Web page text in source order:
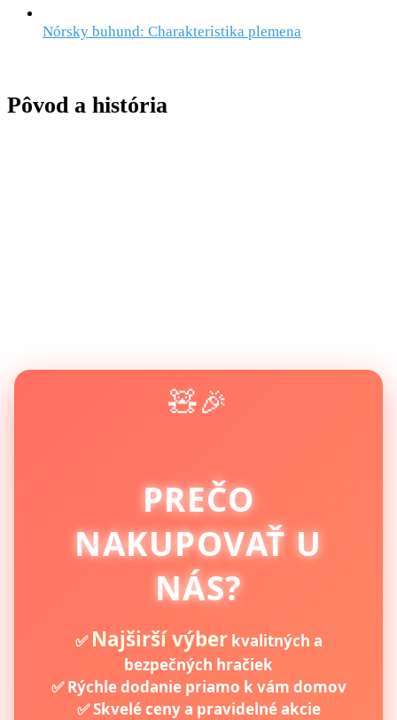
Nórsky buhund: Charakteristika plemena
Pôvod a história
🧸🎉
PREČO
NAKUPOVAŤ U
NÁS?
✅ Najširší výberkvalitných a
bezpečných hračiek
✅ Rýchle dodanie priamo k vám domov
✅ Skvelé ceny a pravidelné akcie